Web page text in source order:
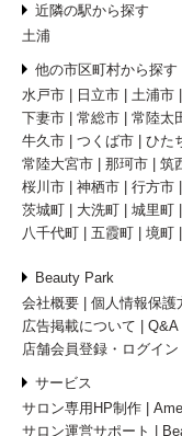
近隣の駅から探す
土浦
他の市区町村から探す
水戸市
日立市 土浦市
下妻市
常総市 常陸太
牛久市
つくば市 ひた
常陸大宮市
那珂市 筑
桜川市
神栖市 行方市
茨城町
大洗町 城里町
八千代町
五霞町 境町
Beauty Park
会社概要
個人情報保護
広告掲載について
Q&A
店舗会員登録・ログイン
サービス
サロン専用HP制作
サロン運営サポート